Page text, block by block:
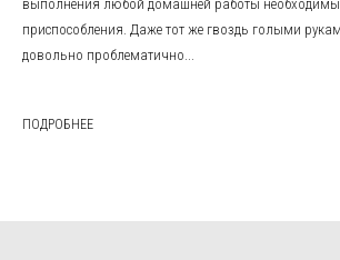
выполнения любой домашней работы необходимы
приспособления. Даже тот же гвоздь голыми
довольно проблематично...
ПОДРОБНЕЕ